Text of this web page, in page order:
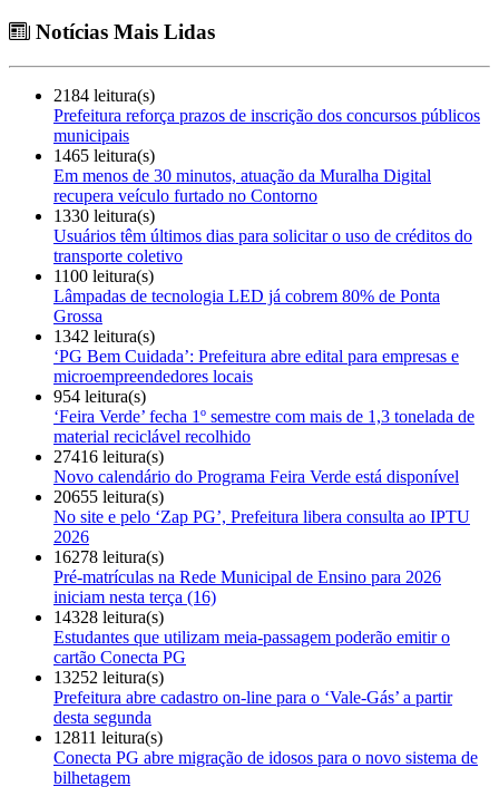
Notícias Mais Lidas
2184 leitura(s)
Prefeitura reforça prazos de inscrição dos concursos públicos
municipais
1465 leitura(s)
Em menos de 30 minutos, atuação da Muralha Digital
recupera veículo furtado no Contorno
1330 leitura(s)
Usuários têm últimos dias para solicitar o uso de créditos do
transporte coletivo
1100 leitura(s)
Lâmpadas de tecnologia LED já cobrem 80% de Ponta
Grossa
1342 leitura(s)
‘PG Bem Cuidada’: Prefeitura abre edital para empresas e
microempreendedores locais
954 leitura(s)
‘Feira Verde’ fecha 1º semestre com mais de 1,3 tonelada de
material reciclável recolhido
27416 leitura(s)
Novo calendário do Programa Feira Verde está disponível
20655 leitura(s)
No site e pelo ‘Zap PG’, Prefeitura libera consulta ao IPTU
2026
16278 leitura(s)
Pré-matrículas na Rede Municipal de Ensino para 2026
iniciam nesta terça (16)
14328 leitura(s)
Estudantes que utilizam meia-passagem poderão emitir o
cartão Conecta PG
13252 leitura(s)
Prefeitura abre cadastro on-line para o ‘Vale-Gás’ a partir
desta segunda
12811 leitura(s)
Conecta PG abre migração de idosos para o novo sistema de
bilhetagem